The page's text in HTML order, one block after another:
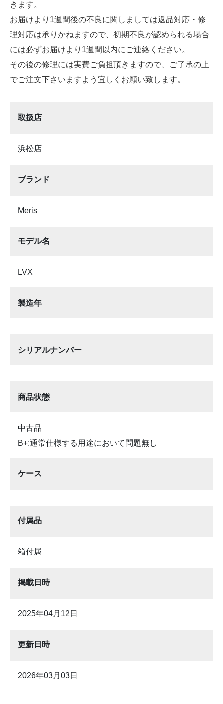
きます。
お届けより1週間後の不良に関しましては返品対応・修
理対応は承りかねますので、初期不良が認められる場合
には必ずお届けより1週間以内にご連絡ください。
その後の修理には実費ご負担頂きますので、ご了承の上
でご注文下さいますよう宜しくお願い致します。
取扱店
浜松店
ブランド
Meris
モデル名
LVX
製造年
シリアルナンバー
商品状態
中古品
B+:通常仕様する用途において問題無し
ケース
付属品
箱付属
掲載日時
2025年04月12日
更新日時
2026年03月03日